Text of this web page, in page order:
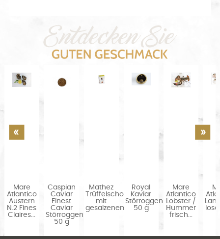
Mare
Atlantico
Austern
N.2 Fines
Claires...
Caspian
Caviar
Finest
Caviar
Störroggen
50 g
Mathez
Trüffelschokolade
mit
gesalzenem...
Royal
Kaviar
Störroggen
50 g
Mare
Atlantico
Lobster /
Hummer
frisch...